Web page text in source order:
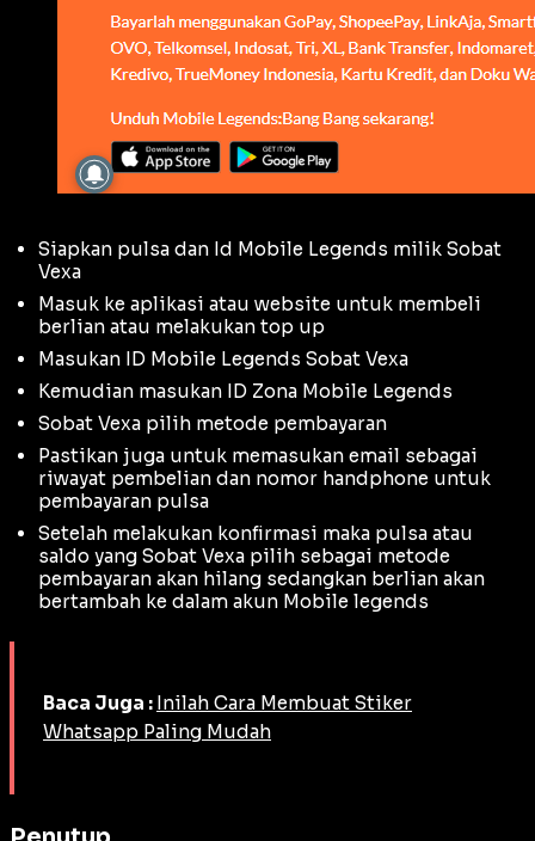
Siapkan pulsa dan Id Mobile Legends milik Sobat
Vexa
Masuk ke aplikasi atau website untuk membeli
berlian atau melakukan top up
Masukan ID Mobile Legends Sobat Vexa
Kemudian masukan ID Zona Mobile Legends
Sobat Vexa pilih metode pembayaran
Pastikan juga untuk memasukan email sebagai
riwayat pembelian dan nomor handphone untuk
pembayaran pulsa
Setelah melakukan konfirmasi maka pulsa atau
saldo yang Sobat Vexa pilih sebagai metode
pembayaran akan hilang sedangkan berlian akan
bertambah ke dalam akun Mobile legends
Baca Juga : Inilah Cara Membuat Stiker
Whatsapp Paling Mudah